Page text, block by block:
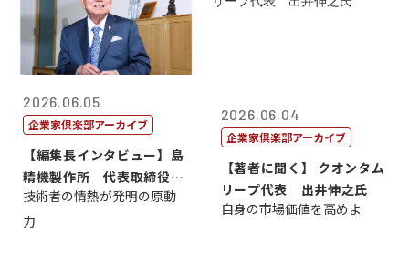
2026.06.05
企業家倶楽部アーカイブ
【編集長インタビュー】島
精機製作所 代表取締役
社 長 島 正...
技術者の情熱が発明の原動
力
2026.06.04
企業家倶楽部アーカイブ
【著者に聞く】 クオンタム
リープ代表 出井伸之氏
自身の市場価値を高めよ